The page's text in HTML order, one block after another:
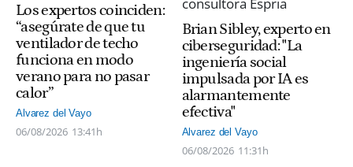
Los expertos coinciden:
“asegúrate de que tu
ventilador de techo
funciona en modo
verano para no pasar
calor”
Alvarez del Vayo
06/08/2026 13:41h
Brian Sibley, experto en
ciberseguridad: "La
ingeniería social
impulsada por IA es
alarmantemente
efectiva"
Alvarez del Vayo
06/08/2026 11:31h